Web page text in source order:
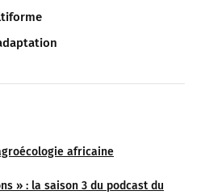
africaine
» : la saison 3 du podcast du